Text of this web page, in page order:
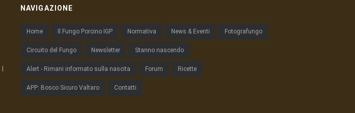
NAVIGAZIONE
Home Il Fungo Porcino IGP Normativa News & Eventi Fotografungo
Circuito del Fungo Newsletter Stanno nascendo
Alert - Rimani informato sulla nascita Forum Ricette
APP: Bosco Sicuro Valtaro Contatti